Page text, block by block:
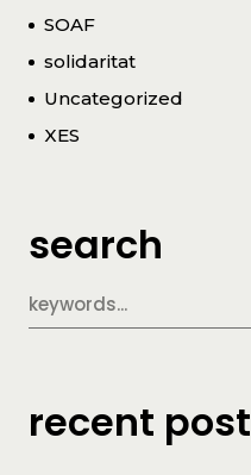
SOAF
solidaritat
Uncategorized
XES
search
recent